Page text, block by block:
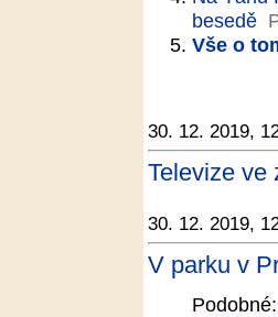
besedě
Vše o
30. 12. 2019,
Televize ve
30. 12. 2019,
V parku v
Podobné: